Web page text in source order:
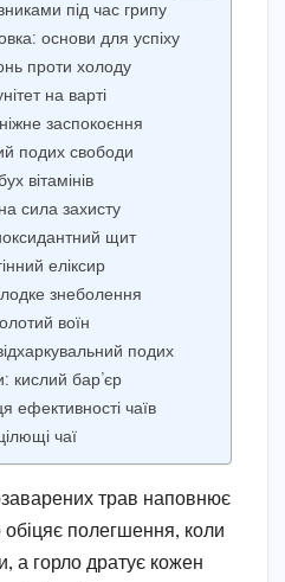
під час грипу
основи для успіху
проти холоду
на варті
заспокоєння
подих свободи
вітамінів
сила захисту
щит
еліксир
знеболення
воїн
подих
кислий бар’єр
ефективності чаїв
чаї
трав наповнює
полегшення, коли
а горло дратує кожен